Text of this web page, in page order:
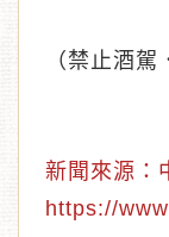
（禁止酒
新聞來源：
https://